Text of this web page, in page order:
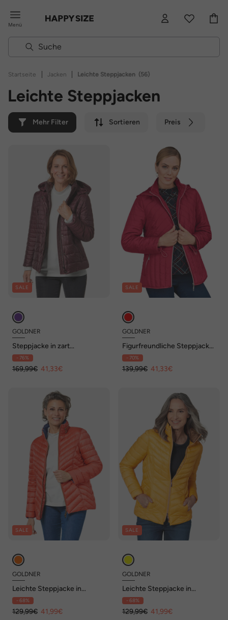
Menü
Startseite | Jacken | Leichte Steppjacken (56)
Leichte Steppjacken
Mehr Filter Sortieren Preis
SALE
GOLDNER
Steppjacke in zart
glänzender Qualität
- 76%
169,99€ 41,33€
SALE
GOLDNER
Figurfreundliche Steppjacke
mit Kapuze
- 70%
139,99€ 41,33€
SALE
GOLDNER
Leichte Steppjacke in
knitterarmer Ware
- 68%
129,99€ 41,99€
SALE
GOLDNER
Leichte Steppjacke in
knitterarmer Ware
- 68%
129,99€ 41,99€